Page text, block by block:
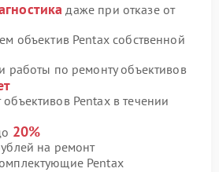
даже при отказе от
объектив Pentax собственной
работы по ремонту объективов
Pentax в течении
20%
на ремонт
Pentax